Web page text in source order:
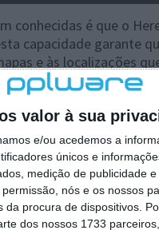
valor à sua
e/ou acedemos a
únicos e
medição de publicidade
nós e os nossos
procura de dispositivos.
dos nossos 1733
conhecidas é que o
capacidade garante
e às localizações
do Here Maps, de
pretendido e de